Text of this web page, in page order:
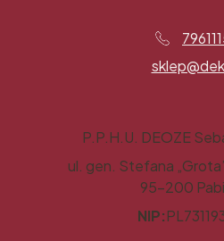
P.P.H.U. DEOZE
ul. gen. Stefana
95-200
NIP: